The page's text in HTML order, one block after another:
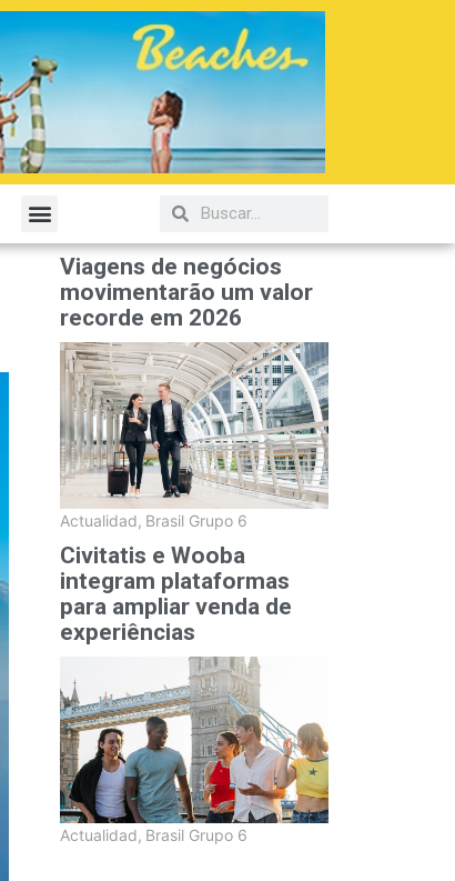
Viagens de negócios
movimentarão um valor
recorde em 2026
Actualidad, Brasil Grupo 6
Civitatis e Wooba
integram plataformas
para ampliar venda de
experiências
Actualidad, Brasil Grupo 6